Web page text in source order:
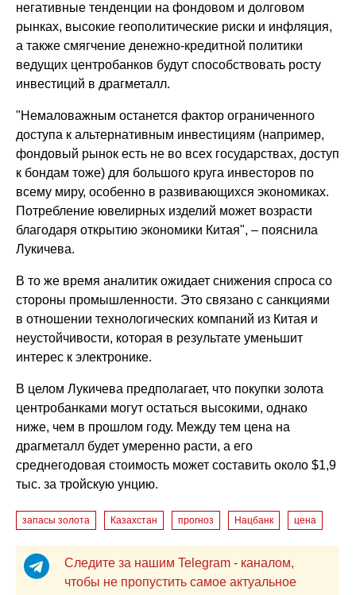
негативные тенденции на фондовом и долговом
рынках, высокие геополитические риски и инфляция,
а также смягчение денежно-кредитной политики
ведущих центробанков будут способствовать росту
инвестиций в драгметалл.
"Немаловажным останется фактор ограниченного
доступа к альтернативным инвестициям (например,
фондовый рынок есть не во всех государствах, доступ
к бондам тоже) для большого круга инвесторов по
всему миру, особенно в развивающихся экономиках.
Потребление ювелирных изделий может возрасти
благодаря открытию экономики Китая", – пояснила
Лукичева.
В то же время аналитик ожидает снижения спроса со
стороны промышленности. Это связано с санкциями
в отношении технологических компаний из Китая и
неустойчивости, которая в результате уменьшит
интерес к электронике.
В целом Лукичева предполагает, что покупки золота
центробанками могут остаться высокими, однако
ниже, чем в прошлом году. Между тем цена на
драгметалл будет умеренно расти, а его
среднегодовая стоимость может составить около $1,9
тыс. за тройскую унцию.
запасы золота Казахстан прогноз Нацбанк цена
Следите за нашим Telegram - каналом,
чтобы не пропустить самое актуальное